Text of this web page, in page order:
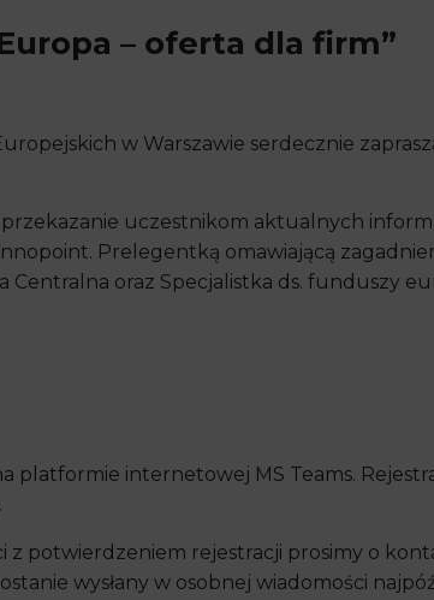
– oferta dla firm”
w Warszawie serdecznie
uczestnikom aktualnych
Prelegentką omawiającą
oraz Specjalistka ds. funduszy
platformie internetowej MS Teams.
z potwierdzeniem rejestracji prosimy o
wysłany w osobnej wiadomości